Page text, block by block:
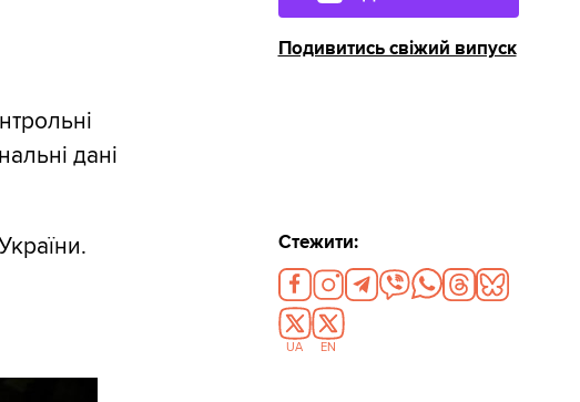
дані
Подивитись свіжий випуск
Стежити:
UA EN